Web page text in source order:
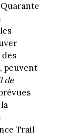
peuvent
de
Trail